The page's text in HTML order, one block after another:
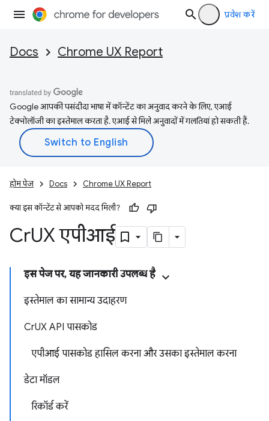
प्रवेश करें
Docs Chrome UX Report
Google आपकी पसंदीदा भाषा में कॉन्टेंट का अनुवाद करने के लिए, एआई
टेक्नोलॉजी का इस्तेमाल करता है. एआई से मिले अनुवादों में गलतियां हो सकती हैं.
होम पेज Docs Chrome UX Report
क्या इस कॉन्टेंट से आपको मदद मिली?
CrUX एपीआई
इस पेज पर, यह जानकारी उपलब्ध है
इस्तेमाल का सामान्य उदाहरण
CrUX API पासकोड
एपीआई पासकोड हासिल करना और उसका इस्तेमाल करना
डेटा मॉडल
रिकॉर्ड करें